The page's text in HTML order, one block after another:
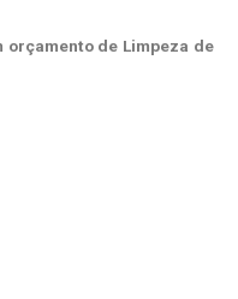
orçamento de Limpeza de